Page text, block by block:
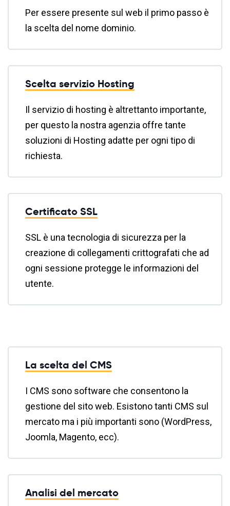
Per essere presente sul web il primo passo è
la scelta del nome dominio.
Scelta servizio Hosting
Il servizio di hosting è altrettanto importante,
per questo la nostra agenzia offre tante
soluzioni di Hosting adatte per ogni tipo di
richiesta.
Certificato SSL
SSL è una tecnologia di sicurezza per la
creazione di collegamenti crittografati che ad
ogni sessione protegge le informazioni del
utente.
La scelta del CMS
I CMS sono software che consentono la
gestione del sito web. Esistono tanti CMS sul
mercato ma i più importanti sono (WordPress,
Joomla, Magento, ecc).
Analisi del mercato